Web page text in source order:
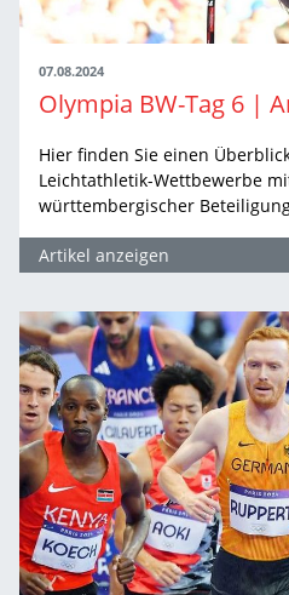
07.08.2024
Olympia BW-Tag 6 |
Hier finden Sie einen
Leichtathletik-Wettbewerbe
württembergischer
Artikel anzeigen